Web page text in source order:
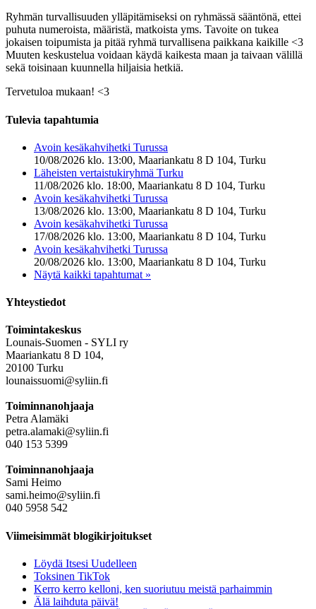
Ryhmän turvallisuuden ylläpitämiseksi on ryhmässä sääntönä, ettei
puhuta numeroista, määristä, matkoista yms. Tavoite on tukea
jokaisen toipumista ja pitää ryhmä turvallisena paikkana kaikille <3
Muuten keskustelua voidaan käydä kaikesta maan ja taivaan välillä
sekä toisinaan kuunnella hiljaisia hetkiä.
Tervetuloa mukaan! <3
Tulevia tapahtumia
Avoin kesäkahvihetki Turussa
10/08/2026 klo. 13:00, Maariankatu 8 D 104, Turku
Läheisten vertaistukiryhmä Turku
11/08/2026 klo. 18:00, Maariankatu 8 D 104, Turku
Avoin kesäkahvihetki Turussa
13/08/2026 klo. 13:00, Maariankatu 8 D 104, Turku
Avoin kesäkahvihetki Turussa
17/08/2026 klo. 13:00, Maariankatu 8 D 104, Turku
Avoin kesäkahvihetki Turussa
20/08/2026 klo. 13:00, Maariankatu 8 D 104, Turku
Näytä kaikki tapahtumat »
Yhteystiedot
Toimintakeskus
Lounais-Suomen - SYLI ry
Maariankatu 8 D 104,
20100 Turku
lounaissuomi@syliin.fi
Toiminnanohjaaja
Petra Alamäki
petra.alamaki@syliin.fi
040 153 5399
Toiminnanohjaaja
Sami Heimo
sami.heimo@syliin.fi
040 5958 542
Viimeisimmät blogikirjoitukset
Löydä Itsesi Uudelleen
Toksinen TikTok
Kerro kerro kelloni, ken suoriutuu meistä parhaimmin
Älä laihduta päivä!